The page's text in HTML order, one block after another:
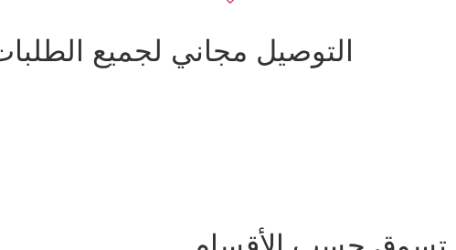
التوصيل مجاني لجميع الطلبات